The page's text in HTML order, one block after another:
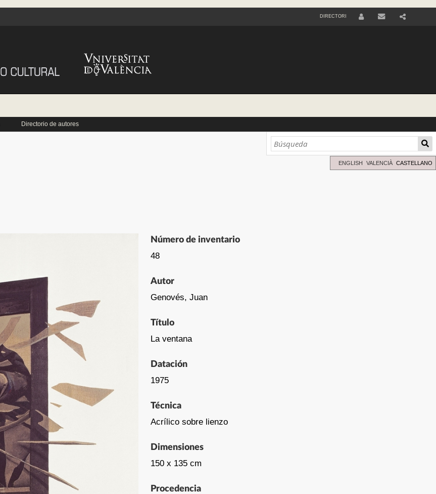
DIRECTORI
Directorio de autores
ENGLISH VALENCIÀ CASTELLANO
Número de inventario
48
Autor
Genovés, Juan
Título
La ventana
Datación
1975
Técnica
Acrílico sobre lienzo
Dimensiones
150 x 135 cm
Procedencia